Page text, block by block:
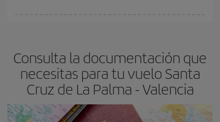
avión más baratos te saldrán. Además, si buscas los vuelos con
las fechas y los horarios del viaje un poco abiertos, podráselegir
el precio más barato.
Consulta la documentación que
necesitas para tu vuelo Santa
Cruz de La Palma - Valencia